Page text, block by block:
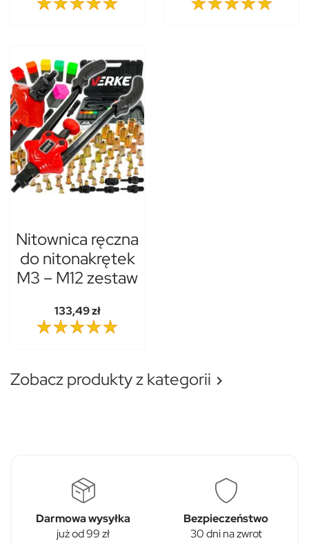
Nitownica ręczna
do nitonakrętek
M3 – M12 zestaw
133,49 zł
Zobacz produkty z kategorii 
Darmowa wysyłka
już od 99 zł
Bezpieczeństwo
30 dni na zwrot